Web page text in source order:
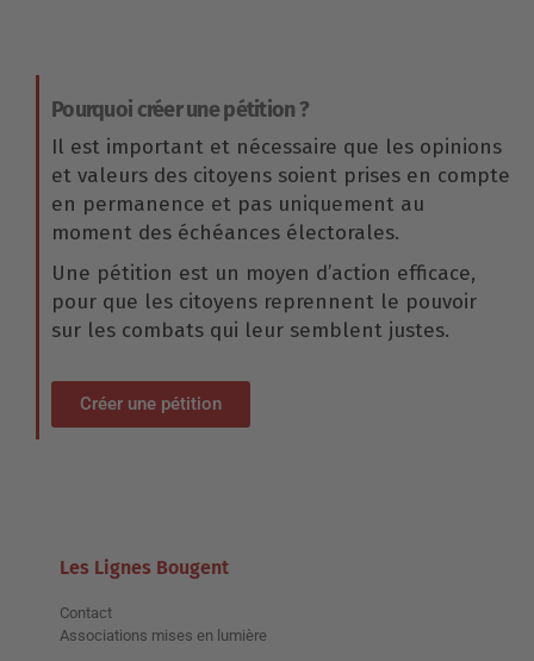
Pourquoi créer une pétition ?
Il est important et nécessaire que les opinions
et valeurs des citoyens soient prises en compte
en permanence et pas uniquement au
moment des échéances électorales.
Une pétition est un moyen d’action efficace,
pour que les citoyens reprennent le pouvoir
sur les combats qui leur semblent justes.
Créer une pétition
Les Lignes Bougent
Contact
Associations mises en lumière